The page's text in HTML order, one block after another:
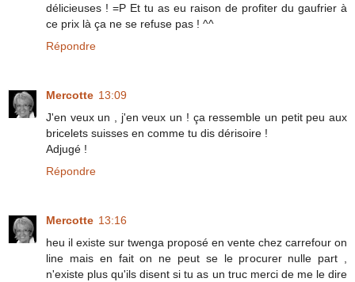
délicieuses ! =P Et tu as eu raison de profiter du gaufrier à
ce prix là ça ne se refuse pas ! ^^
Répondre
Mercotte 13:09
J'en veux un , j'en veux un ! ça ressemble un petit peu aux
bricelets suisses en comme tu dis dérisoire !
Adjugé !
Répondre
Mercotte 13:16
heu il existe sur twenga proposé en vente chez carrefour on
line mais en fait on ne peut se le procurer nulle part ,
n'existe plus qu'ils disent si tu as un truc merci de me le dire